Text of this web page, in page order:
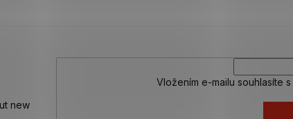
new
Vložením e-mailu souhlasíte s